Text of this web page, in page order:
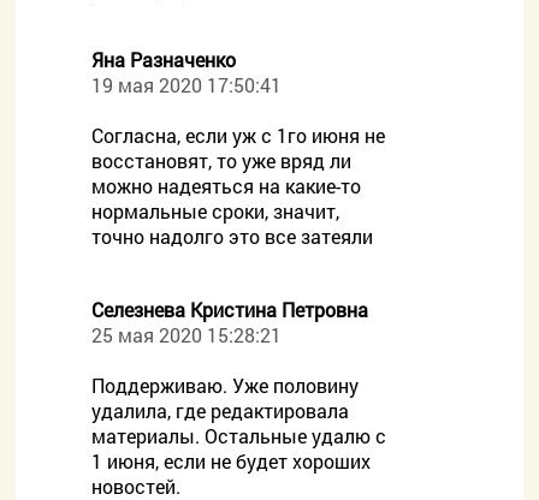
Яна Разначенко
19 мая 2020 17:50:41
Согласна, если уж с 1го июня не
восстановят, то уже вряд ли
можно надеяться на какие-то
нормальные сроки, значит,
точно надолго это все затеяли
Селезнева Кристина Петровна
25 мая 2020 15:28:21
Поддерживаю. Уже половину
удалила, где редактировала
материалы. Остальные удалю с
1 июня, если не будет хороших
новостей.